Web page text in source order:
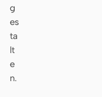
g
es
ta
lt
e
n.